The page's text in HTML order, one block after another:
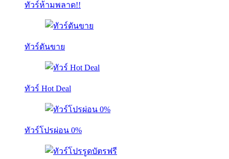
ทัวร์ห้ามพลาด!!
ทัวร์ดันขาย
ทัวร์ Hot Deal
ทัวร์โปรผ่อน 0%